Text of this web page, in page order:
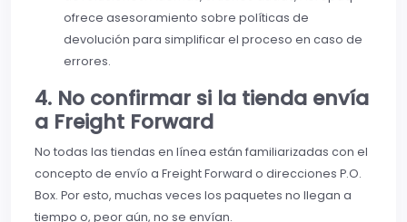
ofrece asesoramiento sobre políticas de
devolución para simplificar el proceso en caso de
errores.
4. No confirmar si la tienda envía
a Freight Forward
No todas las tiendas en línea están familiarizadas con el
concepto de envío a Freight Forward o direcciones P.O.
Box. Por esto, muchas veces los paquetes no llegan a
tiempo o, peor aún, no se envían.